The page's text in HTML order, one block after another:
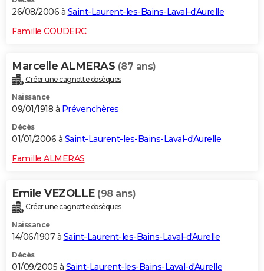
26/08/2006 à Saint-Laurent-les-Bains-Laval-d'Aurelle
Famille COUDERC
Marcelle ALMERAS (87 ans)
Créer une cagnotte obsèques
Naissance
09/01/1918 à Prévenchères
Décès
01/01/2006 à Saint-Laurent-les-Bains-Laval-d'Aurelle
Famille ALMERAS
Emile VEZOLLE (98 ans)
Créer une cagnotte obsèques
Naissance
14/06/1907 à Saint-Laurent-les-Bains-Laval-d'Aurelle
Décès
01/09/2005 à Saint-Laurent-les-Bains-Laval-d'Aurelle